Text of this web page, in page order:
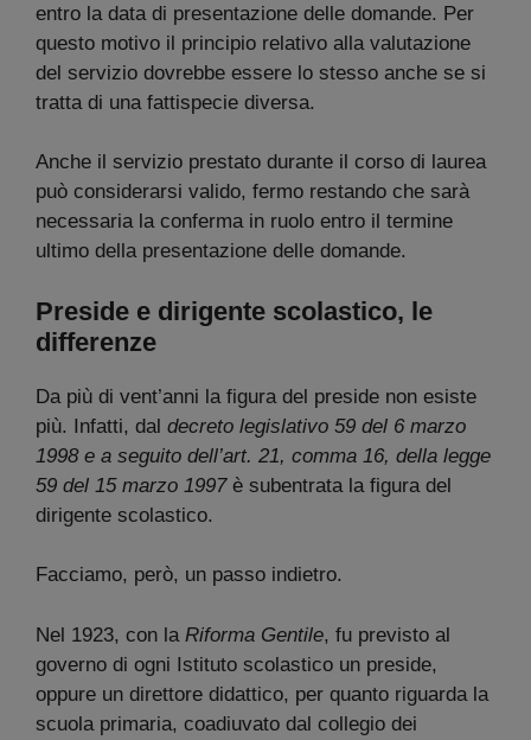
entro la data di presentazione delle domande. Per
questo motivo il principio relativo alla valutazione
del servizio dovrebbe essere lo stesso anche se si
tratta di una fattispecie diversa.
Anche il servizio prestato durante il corso di laurea
può considerarsi valido, fermo restando che sarà
necessaria la conferma in ruolo entro il termine
ultimo della presentazione delle domande.
Preside e dirigente scolastico, le
differenze
Da più di vent’anni la figura del preside non esiste
più. Infatti, dal decreto legislativo 59 del 6 marzo
1998 e a seguito dell’art. 21, comma 16, della legge
59 del 15 marzo 1997è subentrata la figura del
dirigente scolastico.
Facciamo, però, un passo indietro.
Nel 1923, con la Riforma Gentile, fu previsto al
governo di ogni Istituto scolastico un preside,
oppure un direttore didattico, per quanto riguarda la
scuola primaria, coadiuvato dal collegio dei